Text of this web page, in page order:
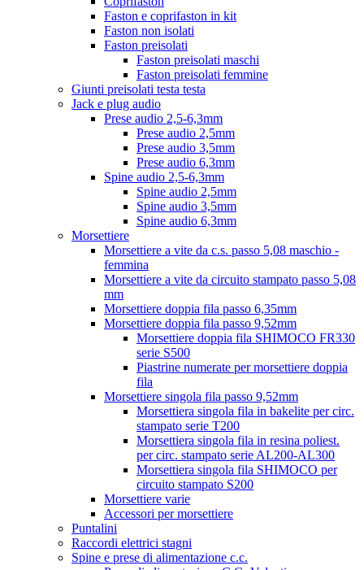
Faston e coprifaston in kit
Faston non isolati
Faston preisolati
Faston preisolati maschi
Faston preisolati femmine
Giunti preisolati testa testa
Jack e plug audio
Prese audio 2,5-6,3mm
Prese audio 2,5mm
Prese audio 3,5mm
Prese audio 6,3mm
Spine audio 2,5-6,3mm
Spine audio 2,5mm
Spine audio 3,5mm
Spine audio 6,3mm
Morsettiere
Morsettiere a vite da c.s. passo 5,08 maschio -
femmina
Morsettiere a vite da circuito stampato passo 5,08
mm
Morsettiere doppia fila passo 6,35mm
Morsettiere doppia fila passo 9,52mm
Morsettiere doppia fila SHIMOCO FR330
serie S500
Piastrine numerate per morsettiere doppia
fila
Morsettiere singola fila passo 9,52mm
Morsettiera singola fila in bakelite per circ.
stampato serie T200
Morsettiera singola fila in resina poliest.
per circ. stampato serie AL200-AL300
Morsettiera singola fila SHIMOCO per
circuito stampato S200
Morsettiere varie
Accessori per morsettiere
Puntalini
Raccordi elettrici stagni
Spine e prese di alimentazione c.c.